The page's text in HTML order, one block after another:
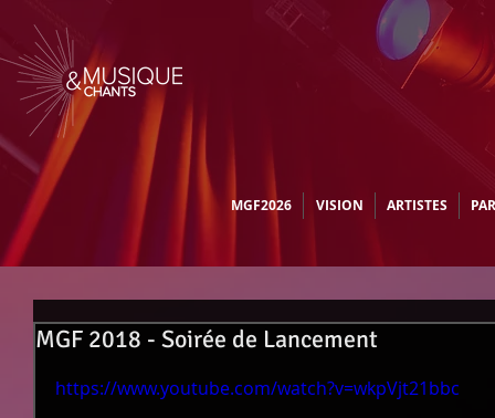
MGF2026 VISION ARTISTES
MGF 2018 - Soirée de Lancement
https://www.youtube.com/watch?v=wkpVjt21bbc